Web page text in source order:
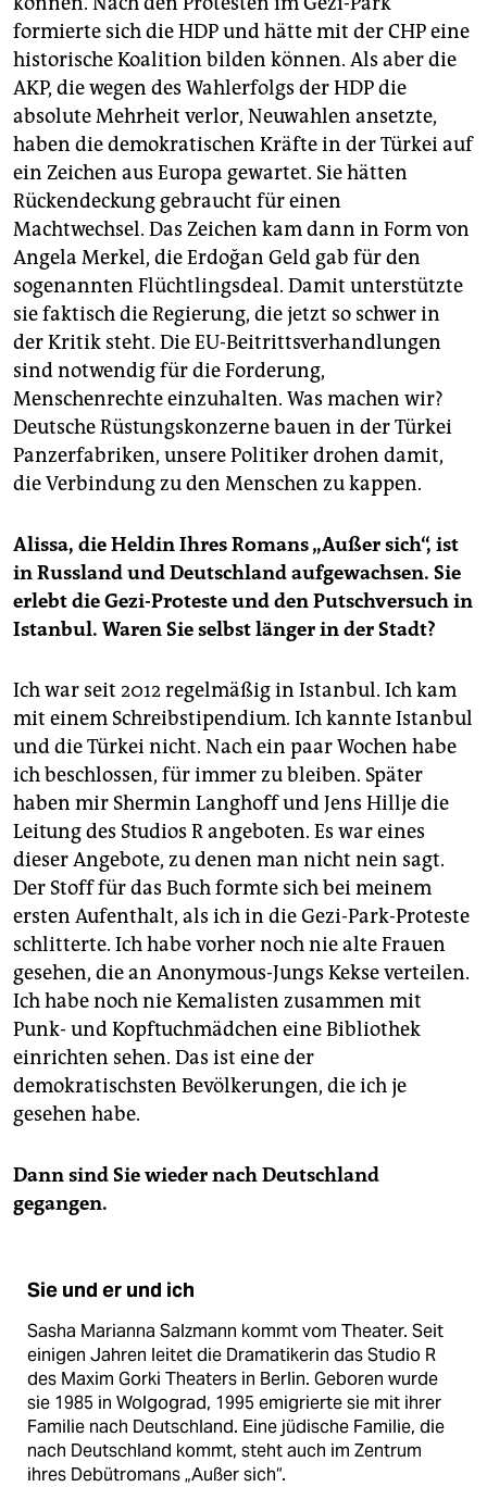
formierte sich die HDP und hätte mit der CHP eine
historische Koalition bilden können. Als aber die
AKP, die wegen des Wahlerfolgs der HDP die
absolute Mehrheit verlor, Neuwahlen ansetzte,
haben die demokratischen Kräfte in der Türkei auf
ein Zeichen aus Europa gewartet. Sie hätten
Rückendeckung gebraucht für einen
Machtwechsel. Das Zeichen kam dann in Form von
Angela Merkel, die Erdoğan Geld gab für den
sogenannten Flüchtlingsdeal. Damit unterstützte
sie faktisch die Regierung, die jetzt so schwer in
der Kritik steht. Die EU-Beitrittsverhandlungen
sind notwendig für die Forderung,
Menschenrechte einzuhalten. Was machen wir?
Deutsche Rüstungskonzerne bauen in der Türkei
Panzerfabriken, unsere Politiker drohen damit,
die Verbindung zu den Menschen zu kappen.
Alissa, die Heldin Ihres Romans „Außer sich“, ist
in Russland und Deutschland aufgewachsen. Sie
erlebt die Gezi-Proteste und den Putschversuch in
Istanbul. Waren Sie selbst länger in der Stadt?
Ich war seit 2012 regelmäßig in Istanbul. Ich kam
mit einem Schreibstipendium. Ich kannte Istanbul
und die Türkei nicht. Nach ein paar Wochen habe
ich beschlossen, für immer zu bleiben. Später
haben mir Shermin Langhoff und Jens Hillje die
Leitung des Studios R angeboten. Es war eines
dieser Angebote, zu denen man nicht nein sagt.
Der Stoff für das Buch formte sich bei meinem
ersten Aufenthalt, als ich in die Gezi-Park-Proteste
schlitterte. Ich habe vorher noch nie alte Frauen
gesehen, die an Anonymous-Jungs Kekse verteilen.
Ich habe noch nie Kemalisten zusammen mit
Punk- und Kopftuchmädchen eine Bibliothek
einrichten sehen. Das ist eine der
demokratischsten Bevölkerungen, die ich je
gesehen habe.
Dann sind Sie wieder nach Deutschland
gegangen.
Sie und er und ich
Sasha Marianna Salzmann kommt vom Theater. Seit
einigen Jahren leitet die Dramatikerin das Studio R
des Maxim Gorki Theaters in Berlin. Geboren wurde
sie 1985 in Wolgograd, 1995 emigrierte sie mit ihrer
Familie nach Deutschland. Eine jüdische Familie, die
nach Deutschland kommt, steht auch im Zentrum
ihres Debütromans „Außer sich“.